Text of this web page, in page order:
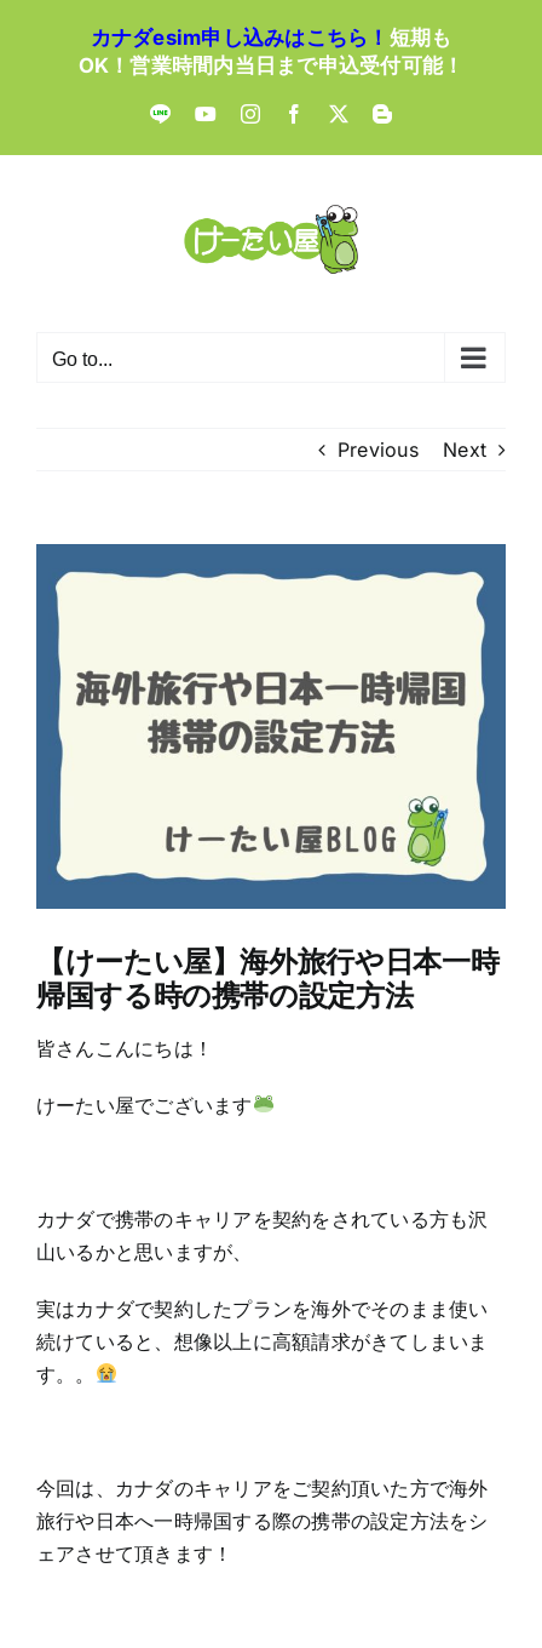
カナダesim申し込みはこちら！ 短期も
OK！営業時間内当日まで申込受付可能！
LINE YouTubeInstagramFacebook
X Blogger
Go to...
Previous Next
Larger
Image
【けーたい屋】海外旅行や日本一時
帰国する時の携帯の設定方法
皆さんこんにちは！
けーたい屋でございます
カナダで携帯のキャリアを契約をされている方も沢
山いるかと思いますが、
実はカナダで契約したプランを海外でそのまま使い
続けていると、想像以上に高額請求がきてしまいま
す。。
今回は、カナダのキャリアをご契約頂いた方で海外
旅行や日本へ一時帰国する際の携帯の設定方法をシ
ェアさせて頂きます！